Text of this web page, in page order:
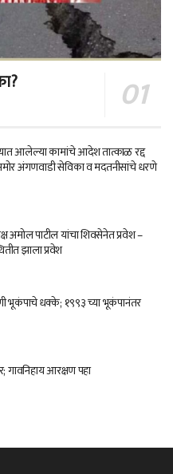
आलेल्या कामांचे आदेश तात्काळ रद्द
अंगणवाडी सेविका व मदतनीसांचे धरणे
अमोल पाटील यांचा शिवसेनेत प्रवेश –
झाला प्रवेश
भूकंपाचे धक्के; १९९३ च्या भूकंपानंतर
गावनिहाय आरक्षण पहा